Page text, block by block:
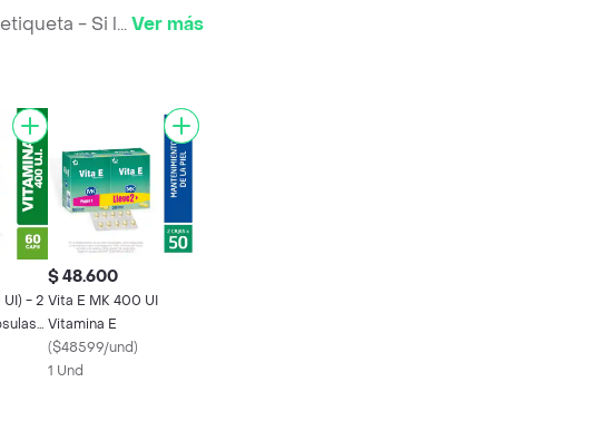
- Si l...Ver más
- 2
$ 48.600
Vita E MK 400 UI
Vitamina E
($48599/und)
1 Und